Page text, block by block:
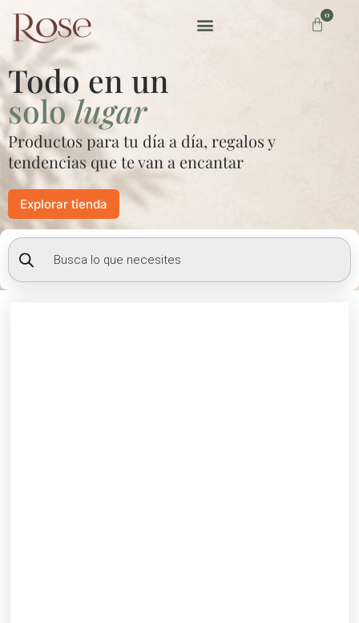
contenido
0
Carrito
Todo en un
sololugar
Productos para tu día a día, regalos y
tendencias que te van a encantar
Explorar tienda
Búsqueda
de
productos